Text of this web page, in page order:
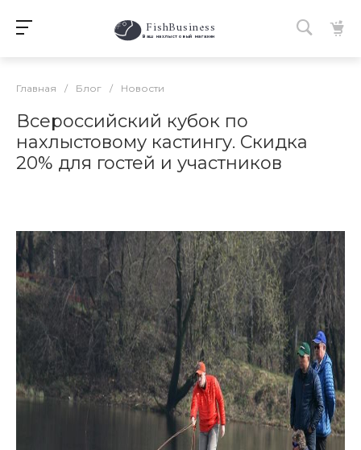
FishBusiness
Ваш нахлыстовый магазин
Главная / Блог / Новости
Всероссийский кубок по
нахлыстовому кастингу. Скидка
20% для гостей и участников